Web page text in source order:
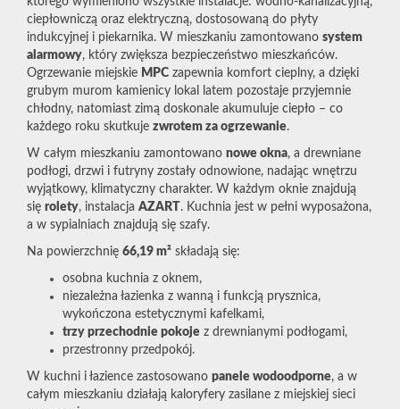
ciepłowniczą oraz elektryczną, dostosowaną do płyty
indukcyjnej i piekarnika. W mieszkaniu zamontowano system
alarmowy, który zwiększa bezpieczeństwo mieszkańców.
Ogrzewanie miejskie MPC zapewnia komfort cieplny, a dzięki
grubym murom kamienicy lokal latem pozostaje przyjemnie
chłodny, natomiast zimą doskonale akumuluje ciepło – co
każdego roku skutkuje zwrotem za ogrzewanie.
W całym mieszkaniu zamontowano nowe okna, a drewniane
podłogi, drzwi i futryny zostały odnowione, nadając wnętrzu
wyjątkowy, klimatyczny charakter. W każdym oknie znajdują
się rolety, instalacja AZART . Kuchnia jest w pełni wyposażona,
a w sypialniach znajdują się szafy.
Na powierzchnię 66,19 m² składają się:
osobna kuchnia z oknem,
niezależna łazienka z wanną i funkcją prysznica,
wykończona estetycznymi kafelkami,
trzy przechodnie pokoje z drewnianymi podłogami,
przestronny przedpokój.
W kuchni i łazience zastosowano panele wodoodporne, a w
całym mieszkaniu działają kaloryfery zasilane z miejskiej sieci